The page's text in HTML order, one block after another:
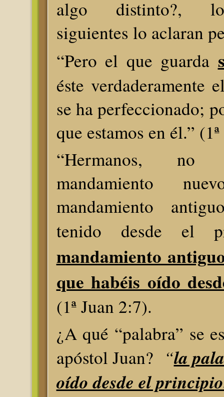
algo distinto?,
siguientes lo aclaran
“Pero el que guarda
éste verdaderamente
se ha perfeccionado;
que estamos en él.”
“Hermanos,
mandamiento
mandamiento
tenido desde el
mandamiento
que habéis oído
(1ª Juan 2:7).
¿A qué “palabra” se
apóstol Juan? “la
oído desde el